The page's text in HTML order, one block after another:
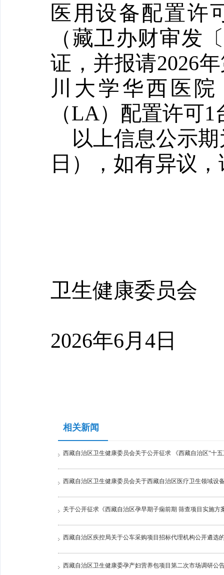
医用设备配置许
（藏卫办财审发
证，并报请2026
川大学华西医
（LA） 配置许可1
以上信息公示期
日 ），如有异议
卫生健康委员会
2026年6月 4日
相关新闻
西藏自治区卫生健康委员会关于公开征求 《西藏自治区“十
西藏自治区卫生健康委员会关于西藏自治区医疗卫生领域设
关于公开征求《西藏自治区孕早期子痫前期 筛查项目实施方
西藏自治区疾控局关于公车采购项目招标代理机构公开遴选
西藏自治区卫生健康委孕产妇营养包项目第二次市场调研公